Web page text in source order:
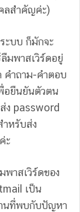
ลสำคัญค่ะ)
ะบบ ก็มักจะ
มพาสเวิร์ดอยู่
คำถาม-คำตอบ
อยืนยันตัวตน
ง password
ำหรับส่ง
ะ
าสเวิร์ดของ
เป็น
นที่พบกับปัญหา